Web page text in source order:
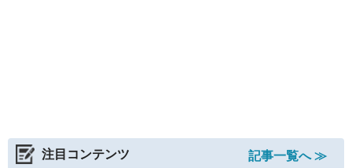
注目コンテンツ
記事一覧へ ≫